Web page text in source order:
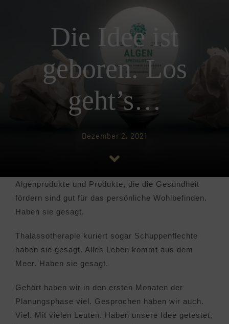
PRODUKTEDie Idee ist
geboren. Los
geht’s…
Dezember 2, 2021
Algenprodukte und Produkte, die die Gesundheit
fördern sind gut für das persönliche Wohlbefinden.
Haben sie gesagt.
Thalassotherapie kuriert sogar Schuppenflechte
haben sie gesagt. Alles Leben kommt aus dem
Meer. Haben sie gesagt.
Gehört haben wir in den ersten Monaten der
Planungsphase viel. Gesprochen haben wir auch.
Viel. Mit vielen Leuten. Haben unsere Idee getestet,